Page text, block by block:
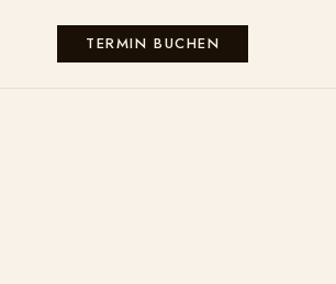
TERMIN BUCHEN